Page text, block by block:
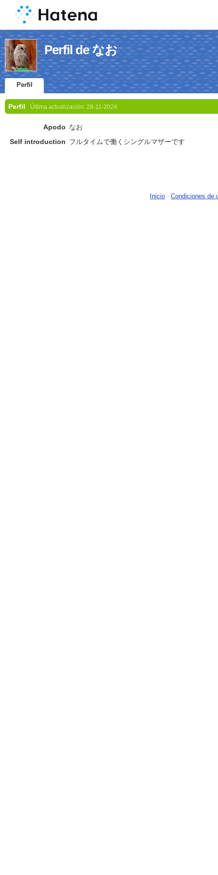
Perfil de なお
Perfil
Perfil Última actualización: 28-11-2024
Apodo なお
Self introduction フルタイムで働くシングルマザーです
Inicio - Condiciones de